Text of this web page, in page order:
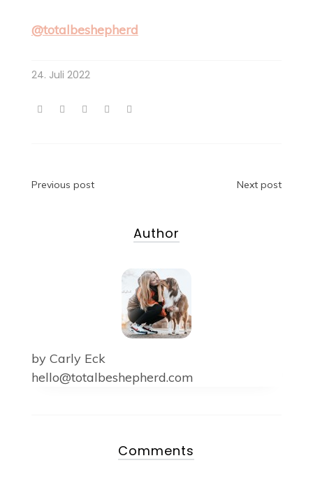
@totalbeshepherd
24. Juli 2022
Beitragsnavigation
Previous post Next post
Author
by Carly Eck
hello@totalbeshepherd.com
Comments